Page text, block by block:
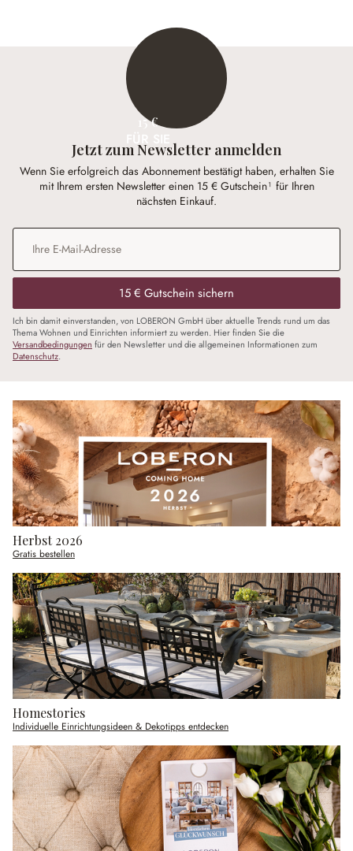
15 €
Jetzt zum Newsletter anmelden
Wenn Sie erfolgreich das Abonnement bestätigt haben, erhalten Sie
mit Ihrem ersten Newsletter einen 15 € Gutschein¹ für Ihren
nächsten Einkauf.
E-Mail-Adresse
15 € Gutschein sichern
Ich bin damit einverstanden, von LOBERON GmbH über aktuelle Trends rund um das
Thema Wohnen und Einrichten informiert zu werden. Hier finden Sie die
Versandbedingungen für den Newsletter und die allgemeinen Informationen zum
Datenschutz.
Herbst 2026
Gratis bestellen
Homestories
Individuelle Einrichtungsideen & Dekotipps entdecken